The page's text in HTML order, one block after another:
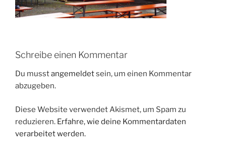
Schreibe einen Kommentar
Du musstangemeldetsein, um einen Kommentar
abzugeben.
Diese Website verwendet Akismet, um Spam zu
reduzieren. Erfahre, wie deine Kommentardaten
verarbeitet werden.